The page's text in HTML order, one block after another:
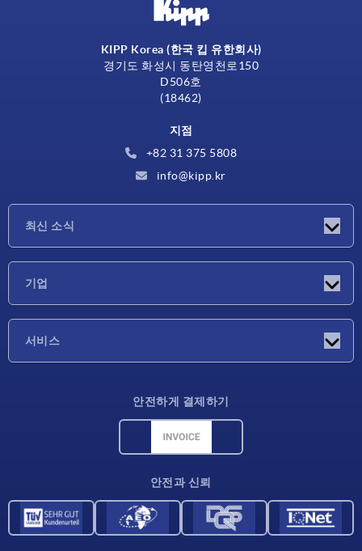
KIPP Korea (한국 킵 유한회사)
경기도 화성시 동탄영천로150
D506호
(18462)
지점
+82 31 375 5808
info@kipp.kr
최신 소식
기업
서비스
안전하게 결제하기
안전과 신뢰